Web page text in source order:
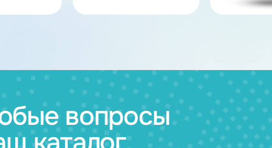
Зарядные
устройства